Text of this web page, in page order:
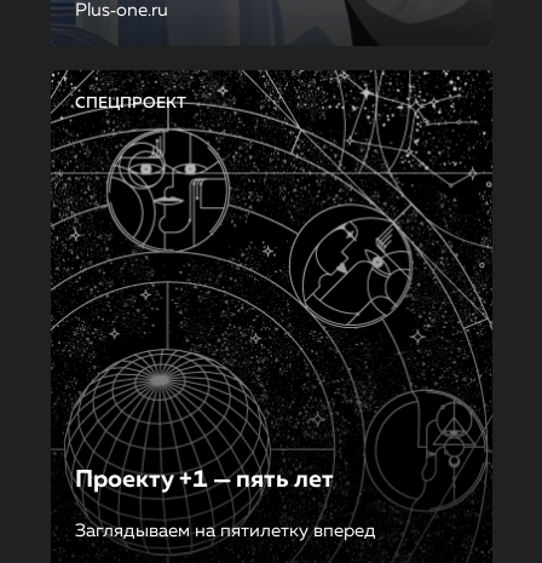
Plus‑one.ru
СПЕЦПРОЕКТ
Проекту +1 — пять лет
Заглядываем на пятилетку вперед